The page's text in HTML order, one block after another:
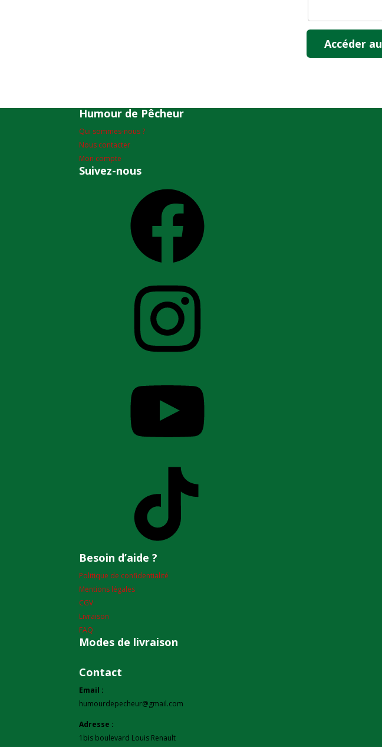
Humour de Pêcheur
Qui sommes-nous ?
Nous contacter
Mon compte
Suivez-nous
Besoin d’aide ?
Politique de confidentialité
Mentions légales
CGV
Livraison
FAQ
Modes de livraison
Contact
Email :
humourdepecheur@gmail.com
Adresse :
1bis boulevard Louis Renault